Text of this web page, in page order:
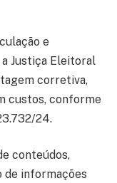
e
Justiça Eleitoral
corretiva,
custos, conforme
24.
conteúdos,
de informações